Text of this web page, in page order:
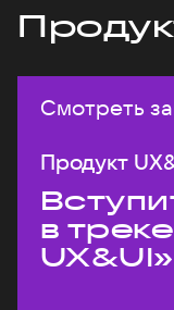
Смотреть
Продукт
в
UX&UI»